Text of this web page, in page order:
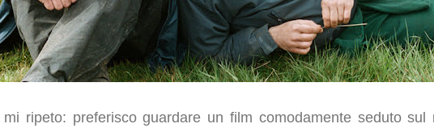
ripeto: preferisco guardare un film comodamente seduto sul